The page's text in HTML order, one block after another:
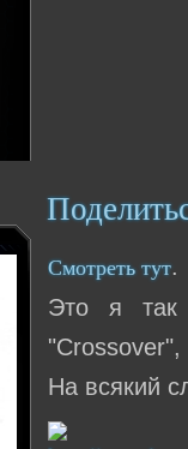
Смотреть тут.
Это я так
На всякий